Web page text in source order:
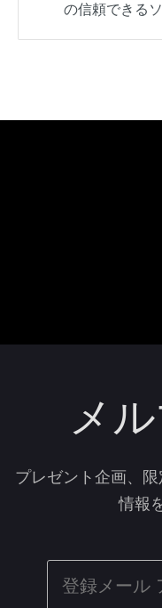
の信頼できる
メ
プレゼント企画、
情報